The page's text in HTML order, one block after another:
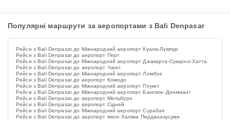
Популярні маршрути за аеропортами з Bali Denpasar
Рейси з Bali Denpasar до Міжнародний аеропорт Куала-Лумпур
Рейси з Bali Denpasar до аеропорт Перт
Рейси з Bali Denpasar до Міжнародний аеропорт Джакарта-Сукарно-Хатта
Рейси з Bali Denpasar до аеропорт Чангі
Рейси з Bali Denpasar до Міжнародний аеропорт Ломбок
Рейси з Bali Denpasar до аеропорт Комодо
Рейси з Bali Denpasar до Міжнародний аеропорт Пхукет
Рейси з Bali Denpasar до Міжнародний аеропорт Бангкок–Донмианг
Рейси з Bali Denpasar до аеропорт Мельбурн
Рейси з Bali Denpasar до аеропорт Сідней
Рейси з Bali Denpasar до Міжнародний аеропорт Сурабая
Рейси з Bali Denpasar до аеропорт імені Халіма Перданакусуми